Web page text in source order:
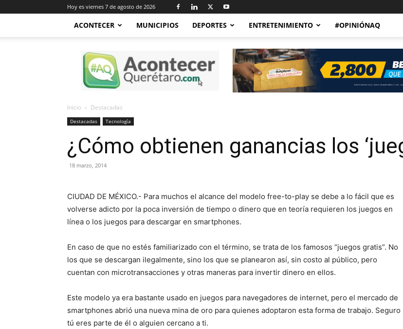
Hoy es viernes 7 de agosto de 2026
ACONTECER MUNICIPIOS DEPORTES ENTRETENIMIENTO #OPINIÓNAQ
Acontecer
Querétaro
Inicio Destacadas
Destacadas Tecnología
¿Cómo obtienen ganancias los
18 marzo, 2014
CIUDAD DE MÉXICO.- Para muchos el alcance del modelo free-to-play se debe a lo fácil que es
volverse adicto por la poca inversión de tiempo o dinero que en teoría requieren los juegos en
línea o los juegos para descargar en smartphones.
En caso de que no estés familiarizado con el término, se trata de los famosos “juegos gratis”. No
los que se descargan ilegalmente, sino los que se planearon así, sin costo al público, pero
cuentan con microtransacciones y otras maneras para invertir dinero en ellos.
Este modelo ya era bastante usado en juegos para navegadores de internet, pero el mercado de
smartphones abrió una nueva mina de oro para quienes adoptaron esta forma de trabajo. Seguro
tú eres parte de él o alguien cercano a ti.